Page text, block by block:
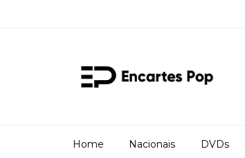
Home Nacionais DVDs